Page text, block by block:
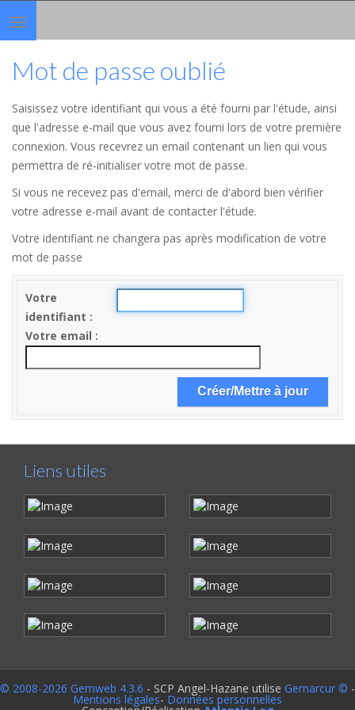
Toggle
navigation
Mot de passe oublié
Saisissez votre identifiant qui vous a été fourni par l'étude, ainsi
que l'adresse e-mail que vous avez fourni lors de votre première
connexion. Vous recevrez un email contenant un lien qui vous
permettra de ré-initialiser votre mot de passe.
Si vous ne recevez pas d'email, merci de d'abord bien vérifier
votre adresse e-mail avant de contacter l'étude.
Votre identifiant ne changera pas après modification de votre
mot de passe
Votre
identifiant
Votre email
Liens utiles
© 2008-2026 Gemweb 4.3.6 - SCP Angel-Hazane utilise Gemarcur © -
Mentions légales- Données personnelles